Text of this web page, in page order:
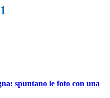
spuntano le foto con una